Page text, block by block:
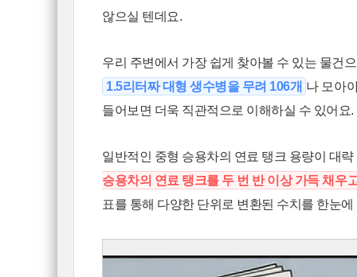
않으실 텐데요.
우리 주변에서 가장 쉽게 찾아볼 수 있는 물건
1.5리터짜 대형 생수병을 무려 106개 나 모아
들어보면 더욱 직관적으로 이해하실 수 있어요.
일반적인 중형 승용차의 연료 탱크 용량이 대
승용차의 연료 탱크를 두 번 반 이상 가득 채우
표를 통해 다양한 단위로 변환된 수치를 한눈